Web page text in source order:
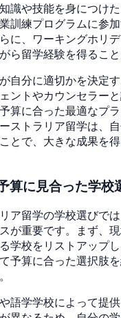
識や技能を身につけ
訓練プログラムに参
に、ワーキングホリ
ら留学経験を得ること
自分に適切かを決定す
ントやカウンセラー
算に合った最適なプ
ストラリア留学は、
とで、大きな成果を
算に見合った学校
ア留学の学校選びで
が重要です。まず、
学校をリストアップ
予算に合った選択肢
語学学校によって提